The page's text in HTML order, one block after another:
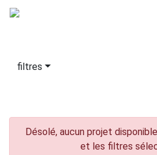
filtres
Désolé, aucun projet
et les filtres